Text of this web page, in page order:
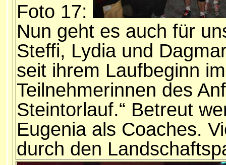
Foto 17:
Nun geht es auch für
Steffi, Lydia und
seit ihrem Laufbeginn
Teilnehmerinnen des
Steintorlauf.“ Betreut
Eugenia als Coaches.
durch den